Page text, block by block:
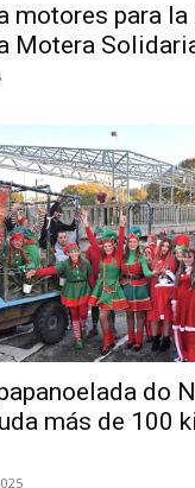
motores para la
Motera
do
más de 100